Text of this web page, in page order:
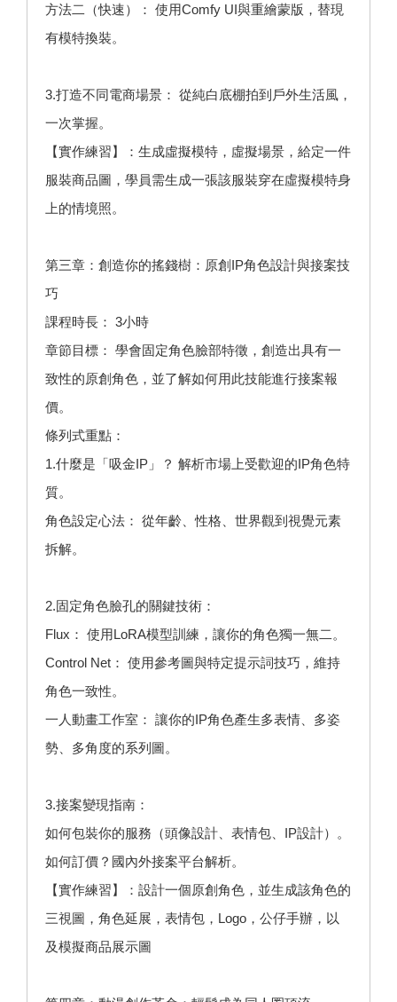
方法二（快速）： 使用Comfy UI與重繪蒙版，替現
有模特換裝。
3.打造不同電商場景： 從純白底棚拍到戶外生活風，
一次掌握。
【實作練習】：生成虛擬模特，虛擬場景，給定一件
服裝商品圖，學員需生成一張該服裝穿在虛擬模特身
上的情境照。
第三章：創造你的搖錢樹：原創IP角色設計與接案技
巧
課程時長： 3小時
章節目標： 學會固定角色臉部特徵，創造出具有一
致性的原創角色，並了解如何用此技能進行接案報
價。
條列式重點：
1.什麼是「吸金IP」？ 解析市場上受歡迎的IP角色特
質。
角色設定心法： 從年齡、性格、世界觀到視覺元素
拆解。
2.固定角色臉孔的關鍵技術：
Flux： 使用LoRA模型訓練，讓你的角色獨一無二。
Control Net： 使用參考圖與特定提示詞技巧，維持
角色一致性。
一人動畫工作室： 讓你的IP角色產生多表情、多姿
勢、多角度的系列圖。
3.接案變現指南：
如何包裝你的服務（頭像設計、表情包、IP設計）。
如何訂價？國內外接案平台解析。
【實作練習】：設計一個原創角色，並生成該角色的
三視圖，角色延展，表情包，Logo，公仔手辦，以
及模擬商品展示圖